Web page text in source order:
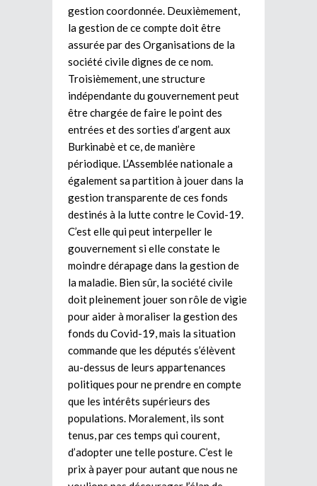
gestion coordonnée. Deuxièmement,
la gestion de ce compte doit être
assurée par des Organisations de la
société civile dignes de ce nom.
Troisièmement, une structure
indépendante du gouvernement peut
être chargée de faire le point des
entrées et des sorties d’argent aux
Burkinabè et ce, de manière
périodique. L’Assemblée nationale a
également sa partition à jouer dans la
gestion transparente de ces fonds
destinés à la lutte contre le Covid-19.
C’est elle qui peut interpeller le
gouvernement si elle constate le
moindre dérapage dans la gestion de
la maladie. Bien sûr, la société civile
doit pleinement jouer son rôle de vigie
pour aider à moraliser la gestion des
fonds du Covid-19, mais la situation
commande que les députés s’élèvent
au-dessus de leurs appartenances
politiques pour ne prendre en compte
que les intérêts supérieurs des
populations. Moralement, ils sont
tenus, par ces temps qui courent,
d’adopter une telle posture. C’est le
prix à payer pour autant que nous ne